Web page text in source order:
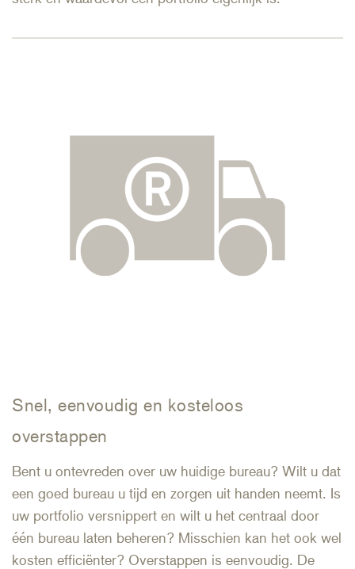
Snel, eenvoudig en kosteloos
overstappen
Bent u ontevreden over uw huidige bureau? Wilt u dat
een goed bureau u tijd en zorgen uit handen neemt. Is
uw portfolio versnippert en wilt u het centraal door
één bureau laten beheren? Misschien kan het ook wel
kosten efficiënter? Overstappen is eenvoudig. De